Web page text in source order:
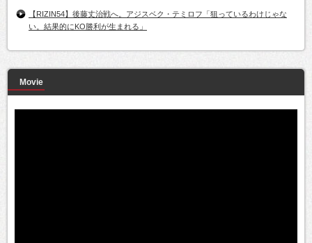
【RIZIN54】後藤丈治戦へ。アジスベク・テミロフ「狙っているわけじゃな
い。結果的にKO勝利が生まれる」
Movie